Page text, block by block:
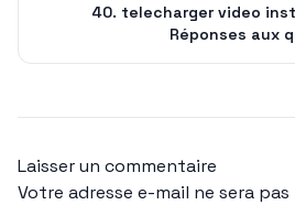
40. telecharger video
Réponses aux
Laisser un commentaire
Votre adresse e-mail ne sera